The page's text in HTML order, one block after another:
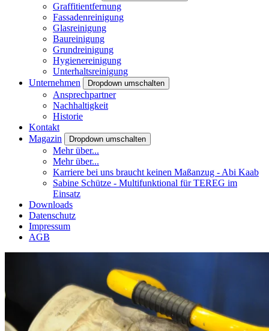
Graffitientfernung
Fassadenreinigung
Glasreinigung
Baureinigung
Grundreinigung
Hygienereinigung
Unterhaltsreinigung
Unternehmen
Dropdown umschalten
Ansprechpartner
Nachhaltigkeit
Historie
Kontakt
Magazin
Dropdown umschalten
Mehr über...
Mehr über...
Karriere bei uns braucht keinen Maßanzug - Abi Kaab
Sabine Schütze - Multifunktional für TEREG im
Einsatz
Downloads
Datenschutz
Impressum
AGB